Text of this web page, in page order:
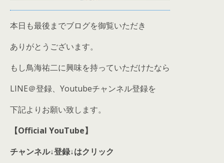
本日も最後までブログを御覧いただき
ありがとうございます。
もし鳥海祐二に興味を持っていただけたなら
LINE＠登録、Youtubeチャンネル登録を
下記よりお願い致します。
【Official YouTube】
チャンネル↓登録↓はクリック